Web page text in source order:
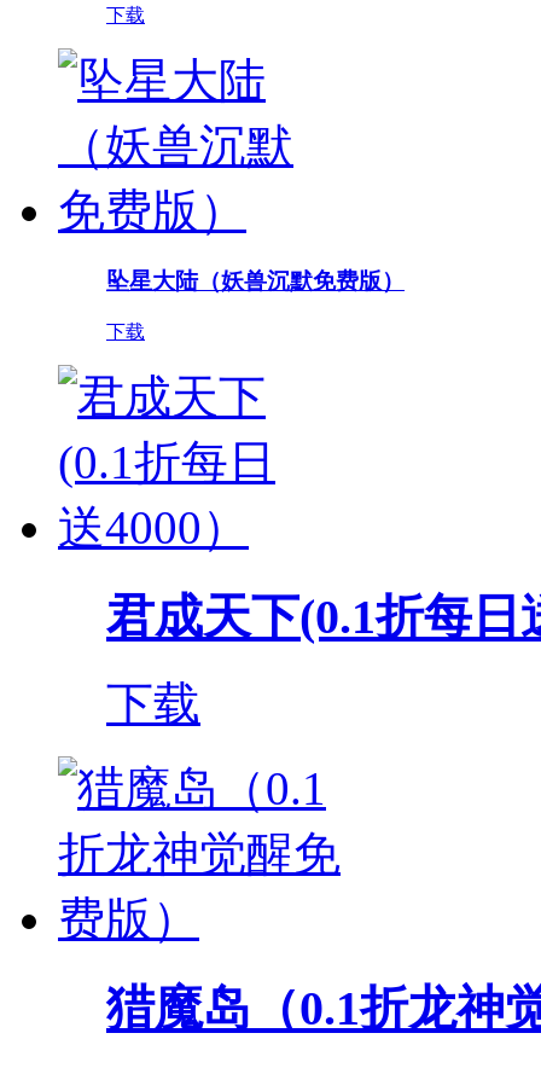
下载
坠星大陆（妖兽沉默免费版）
下载
君成天下(0.1折每日
下载
猎魔岛（0.1折龙神